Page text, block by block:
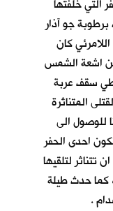
التي خلفتها
برطوبة جو آذار
كان
اشعة الشمس
سقف عربة
المتناثرة
للوصول الى
احدى الحفر
تتناثر لتلقيها
كما حدث طيلة
.